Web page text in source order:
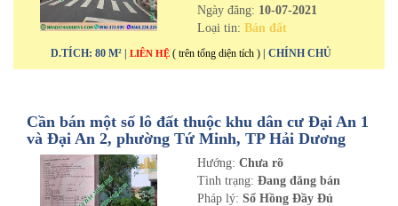
Ngày đăng: 10-07-2021
Loại tin: Bán đất
D.TÍCH: 80 M² | LIÊN HỆ ( trên tổng diện tích ) | CHÍNH CHỦ
Cần bán một số lô đất thuộc khu dân cư Đại An 1
và Đại An 2, phường Tứ Minh, TP Hải Dương
Hướng: Chưa rõ
Tình trạng: Đang đăng bán
Pháp lý: Sổ Hồng Đầy Đủ